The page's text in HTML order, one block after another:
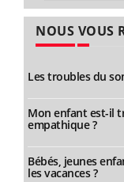
NOUS VOUS
Les troubles du
Mon enfant est-il
empathique ?
Bébés, jeunes
les vacances ?